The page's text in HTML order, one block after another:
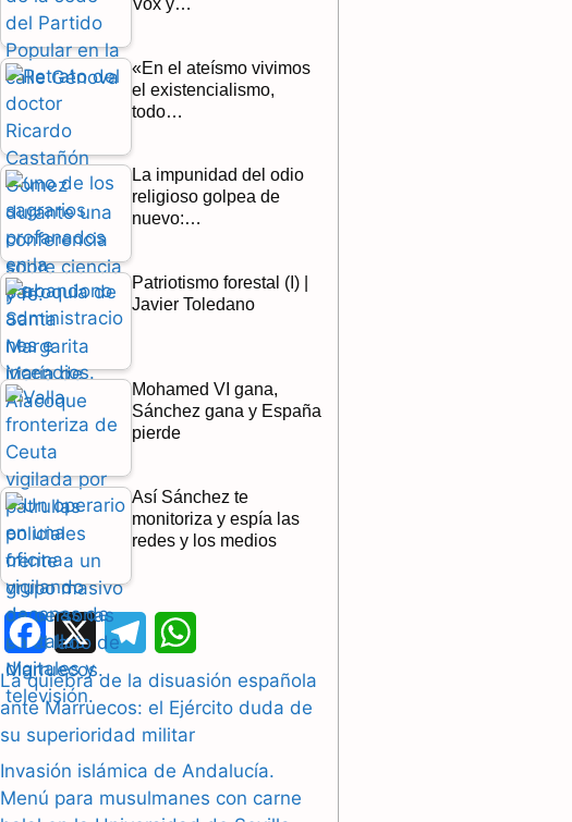
Vox y…
«En el ateísmo vivimos
el existencialismo,
todo…
La impunidad del odio
religioso golpea de
nuevo:…
Patriotismo forestal (I) |
Javier Toledano
Mohamed VI gana,
Sánchez gana y España
pierde
Así Sánchez te
monitoriza y espía las
redes y los medios
F
a
c
b
X
e
l
g
h
a
s
La quiebra de la disuasión española
ante Marruecos: el Ejército duda de
su superioridad militar
Invasión islámica de Andalucía.
Menú para musulmanes con carne